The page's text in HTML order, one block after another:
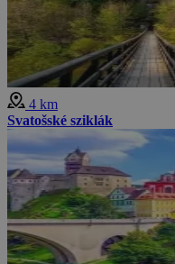
4 km
Svatošské sziklák